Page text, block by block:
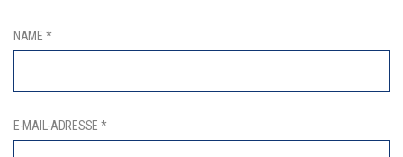
NAME *
E-MAIL-ADRESSE *